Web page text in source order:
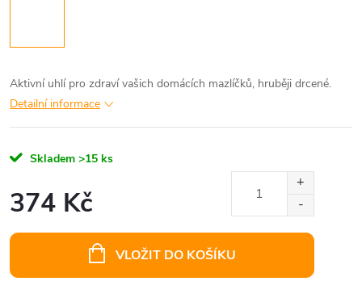
Aktivní uhlí pro zdraví vašich domácích mazlíčků, hruběji drcené.
Detailní informace
Skladem >15 ks
374 Kč
VLOŽIT DO KOŠÍKU